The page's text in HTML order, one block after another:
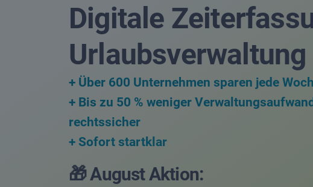
Digitale
Urlaubsverwaltung
+ Über 600 Unternehmen sparen jede
+ Bis zu 50 % weniger
rechtssicher
+ Sofort startklar
🎁 August Aktion: